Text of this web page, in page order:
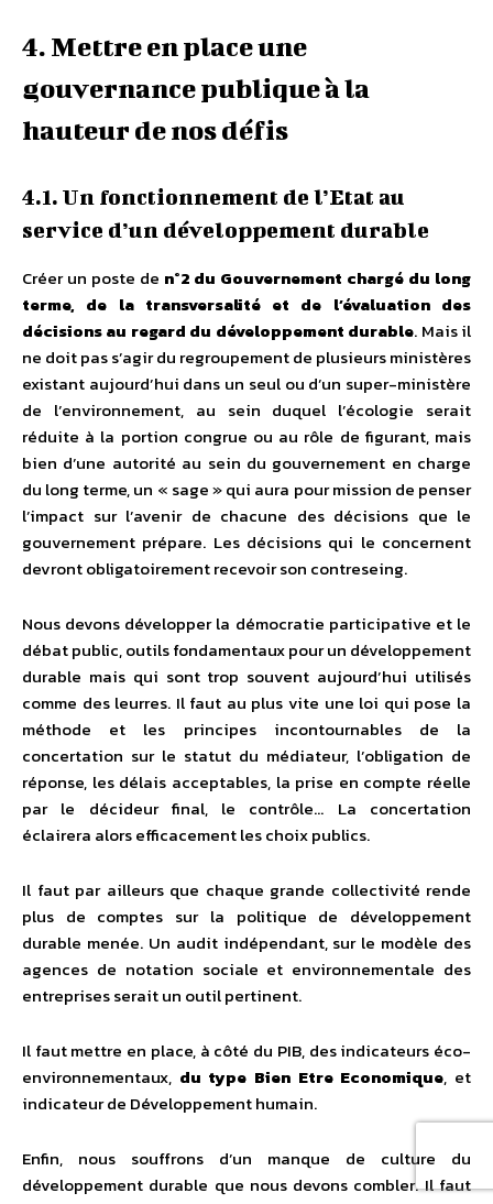
4. Mettre en place une
gouvernance publique à la
hauteur de nos défis
4.1. Un fonctionnement de l’Etat au
service d’un développement durable
Créer un poste de n°2 du Gouvernement chargé du long
terme, de la transversalité et de l’évaluation des
décisions au regard du développement durable. Mais il
ne doit pas s’agir du regroupement de plusieurs ministères
existant aujourd’hui dans un seul ou d’un super-ministère
de l’environnement, au sein duquel l’écologie serait
réduite à la portion congrue ou au rôle de figurant, mais
bien d’une autorité au sein du gouvernement en charge
du long terme, un « sage » qui aura pour mission de penser
l’impact sur l’avenir de chacune des décisions que le
gouvernement prépare. Les décisions qui le concernent
devront obligatoirement recevoir son contreseing.
Nous devons développer la démocratie participative et le
débat public, outils fondamentaux pour un développement
durable mais qui sont trop souvent aujourd’hui utilisés
comme des leurres. Il faut au plus vite une loi qui pose la
méthode et les principes incontournables de la
concertation sur le statut du médiateur, l’obligation de
réponse, les délais acceptables, la prise en compte réelle
par le décideur final, le contrôle… La concertation
éclairera alors efficacement les choix publics.
Il faut par ailleurs que chaque grande collectivité rende
plus de comptes sur la politique de développement
durable menée. Un audit indépendant, sur le modèle des
agences de notation sociale et environnementale des
entreprises serait un outil pertinent.
Il faut mettre en place, à côté du PIB, des indicateurs éco-
environnementaux, du type Bien Etre Economique, et
indicateur de Développement humain.
Enfin, nous souffrons d’un manque de culture du
développement durable que nous devons combler. Il faut